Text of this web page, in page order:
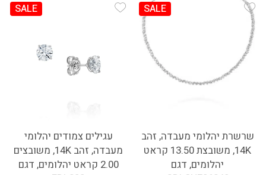
Add Wishlist
SALE
שרשרת יהלומי מעבדה, זהב
14K, משובצת 13.50 קראט
יהלומים, דגם
SALE
עגילים צמודים יהלומי
מעבדה, זהב 14K, משובצים
2.00 קראט יהלומים, דגם